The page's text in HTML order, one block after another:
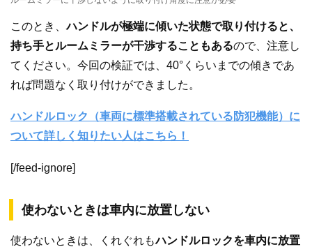
このとき、ハンドルが極端に傾いた状態で取り付けると、
持ち手とルームミラーが干渉することもあるので、注意し
てください。今回の検証では、40°くらいまでの傾きであ
れば問題なく取り付けができました。
ハンドルロック（車両に標準搭載されている防犯機能）に
ついて詳しく知りたい人はこちら！
[/feed-ignore]
使わないときは車内に放置しない
使わないときは、くれぐれもハンドルロックを車内に放置